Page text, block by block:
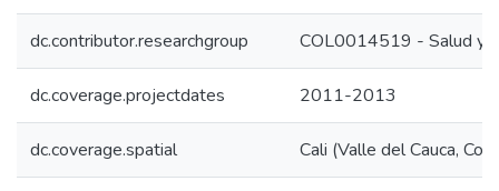
dc.contributor.researchgroup COL0014519 - Salud y
dc.coverage.projectdates 2011-2013
dc.coverage.spatial Cali (Valle del Cauca,